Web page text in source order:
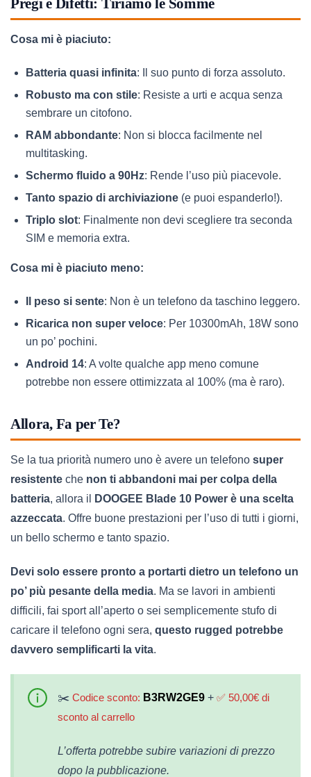
Cosa mi è piaciuto:
Batteria quasi infinita: Il suo punto di forza assoluto.
Robusto ma con stile: Resiste a urti e acqua senza
sembrare un citofono.
RAM abbondante: Non si blocca facilmente nel
multitasking.
Schermo fluido a 90Hz: Rende l’uso più piacevole.
Tanto spazio di archiviazione (e puoi espanderlo!).
Triplo slot: Finalmente non devi scegliere tra seconda
SIM e memoria extra.
Cosa mi è piaciuto meno:
Il peso si sente: Non è un telefono da taschino leggero.
Ricarica non super veloce: Per 10300mAh, 18W sono
un po’ pochini.
Android 14: A volte qualche app meno comune
potrebbe non essere ottimizzata al 100% (ma è raro).
Allora, Fa per Te?
Se la tua priorità numero uno è avere un telefono super
resistente che non ti abbandoni mai per colpa della
batteria, allora il
DOOGEE Blade 10 Power è una scelta
azzeccata. Offre buone prestazioni per l’uso di tutti i giorni,
un bello schermo e tanto spazio.
Devi solo essere pronto a portarti dietro un telefono un
po’ più pesante della media. Ma se lavori in ambienti
difficili, fai sport all’aperto o sei semplicemente stufo di
caricare il telefono ogni sera, questo rugged potrebbe
davvero semplificarti la vita.
✂️ Codice sconto: B3RW2GE9 + ✅ 50,00€ di
sconto al carrello
L’offerta potrebbe subire variazioni di prezzo
dopo la pubblicazione.